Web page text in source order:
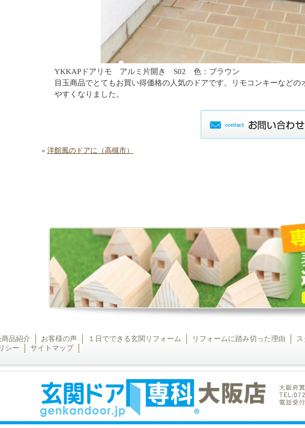
YKKAPドアリモ アルミ片開き S02 色：ブラウン
目玉商品でとてもお買い得価格の人気のドアです。リモコンキーなど
やすくなりました。
« 洋館風のドアに（高槻市）
品紹介 お客様の声 １日でできる玄関リフォーム リフォームに踏み切った理由
シー サイトマップ